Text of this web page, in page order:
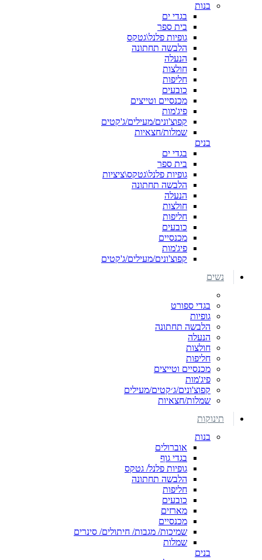
בנות
בגדי ים
בית ספר
גופיות פלנל\גטקס
הלבשה תחתונה
הנעלה
חולצות
חליפות
כובעים
מכנסיים וטייצים
פיג'מות
קפוצ'ונים/מעילים/ג'קטים
שמלות/חצאיות
בנים
בגדי ים
בית ספר
גופיות פלנל\גטקס\ציציות
הלבשה תחתונה
הנעלה
חולצות
חליפות
כובעים
מכנסיים
פיג'מות
קפוצ'ונים/מעילים/ג'קטים
נשים
בגדי ספורט
גופיות
הלבשה תחתונה
הנעלה
חולצות
חליפות
מכנסיים וטייצים
פיג'מות
קפוצ'ונים/ג׳קטים/מעילים
שמלות/חצאיות
תינוקות
בנות
אוברולים
בגדי גוף
גופיות פלנל/ גטקס
הלבשה תחתונה
חליפות
כובעים
מארזים
מכנסיים
שמיכות/ מגבות/ חיתולים/ סינרים
שמלות
בנים